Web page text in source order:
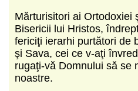
Mărturisitori ai Ortodoxiei
Bisericii lui Hristos,
fericiţi ierarhi purtători de
şi Sava, cei ce v-aţi
rugaţi-vă Domnului să se
noastre.